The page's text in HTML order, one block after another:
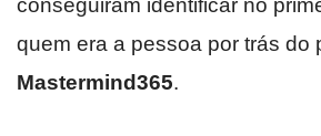
conseguiram identificar no
quem era a pessoa por trás do
Mastermind365.